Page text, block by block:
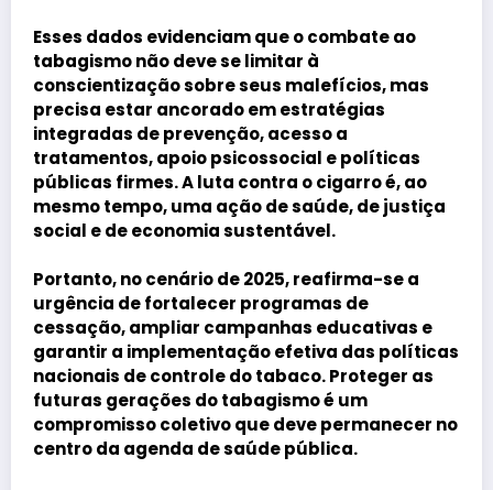
Esses dados evidenciam que o combate ao
tabagismo não deve se limitar à
conscientização sobre seus malefícios, mas
precisa estar ancorado emestratégias
integradas de prevenção, acesso a
tratamentos, apoio psicossocial e políticas
públicas firmes. A luta contra o cigarro é, ao
mesmo tempo, uma ação de saúde, de justiça
social e de economia sustentável.
Portanto, no cenário de 2025, reafirma-se a
urgência defortalecer programas de
cessação, ampliar campanhas educativas e
garantir a implementação efetiva das políticas
nacionais de controle do tabaco. Proteger as
futuras gerações do tabagismo é um
compromisso coletivo que deve permanecer no
centro da agenda de saúde pública.